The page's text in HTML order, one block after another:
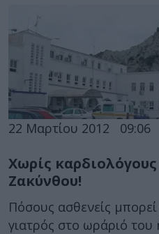
22 Μαρτίου 2012 09:06
Χωρίς
Ζακύνθου!
Πόσους ασθενείς μπορεί
γιατρός στο ωράριό του